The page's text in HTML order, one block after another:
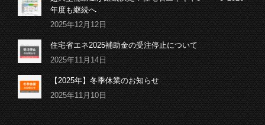
年度も継続へ
2025年12月12日
住宅省エネ2025補助金の受注停止について
2025年11月14日
【2025年】冬季休業のお知らせ
2025年11月10日